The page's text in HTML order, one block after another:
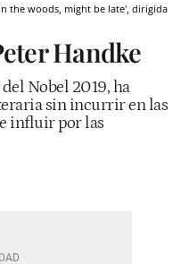
the woods, might be late', dirigida
Handke
Nobel 2019, ha
sin incurrir en las
influir por las